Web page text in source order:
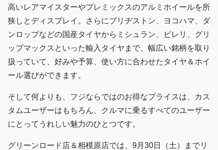
高いレアマイスターやプレミックスのアルミホイールを所
狭しとディスプレイ。さらにブリヂストン、ヨコハマ、ダ
ンロップなどの国産タイヤからミシュラン、ピレリ、グリ
ップマックスといった輸入タイヤまで、幅広い銘柄を取り
扱っていて、好みや予算、使い方に合わせたタイヤ＆ホイ
ール選びができます。
そして何よりも、フジならではのお得なプライスは、カス
タムユーザーはもちろん、クルマに乗るすべてのユーザー
にとってうれしい魅力のひとつです。
グリーンロード店＆相模原店では、9月30日（土）までリ